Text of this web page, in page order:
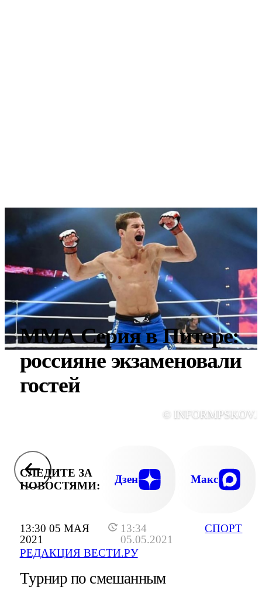
13:30 05 МАЯ
2021
13:34
05.05.2021
РЕДАКЦИЯ ВЕСТИ.РУ
СПОРТ
ММА Серия в Питере:
россияне экзаменовали
гостей
©
СЛЕДИТЕ ЗА
НОВОСТЯМИ:
Дзен Макс
Турнир по смешанным